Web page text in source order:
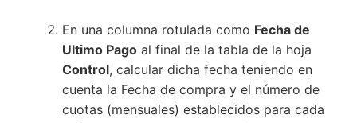
En una columna rotulada como Fecha de
Ultimo Pago al final de la tabla de la hoja
Control, calcular dicha fecha teniendo en
cuenta la Fecha de compra y el número de
cuotas (mensuales) establecidos para cada